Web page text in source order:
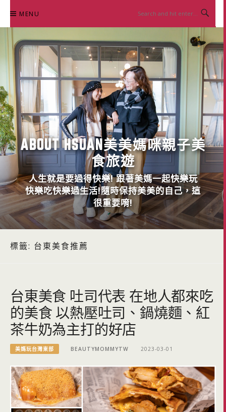
content
MENU
ABOUT HSUAN美美媽咪親子美
食旅遊
人生就是要過得快樂! 跟著美媽一起快樂玩
快樂吃快樂過生活!隨時保持美美的自己，這
很重要唷!
標籤: 台東美食推薦
台東美食 吐司代表 在地人都來吃
的美食 以熱壓吐司、鍋燒麵、紅
茶牛奶為主打的好店
美媽玩台灣東部 BEAUTYMOMMYTW 2023-03-01